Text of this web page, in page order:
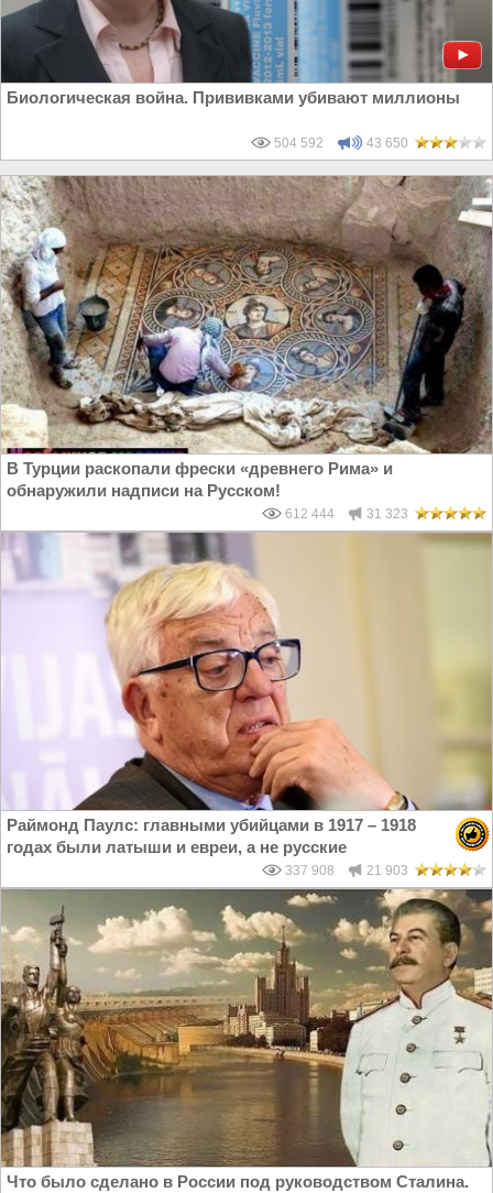
Биологическая война. Прививками убивают миллионы
504 592 43 650
В Турции раскопали фрески «древнего Рима» и
обнаружили надписи на Русском!
612 444 31 323
Раймонд Паулс: главными убийцами в 1917 – 1918
годах были латыши и евреи, а не русские
337 908 21 903
Что было сделано в России под руководством Сталина.